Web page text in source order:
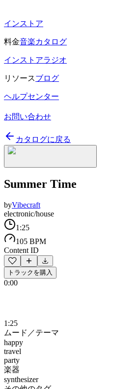
インストア
料金音楽カタログ
インストアラジオ
リソースブログ
ヘルプセンター
お問い合わせ
カタログに戻る
Summer Time
byVibecraft
electronic/house
1:25
105 BPM
Content ID
トラックを購入
0:00
1:25
ムード／テーマ
happy
travel
party
楽器
synthesizer